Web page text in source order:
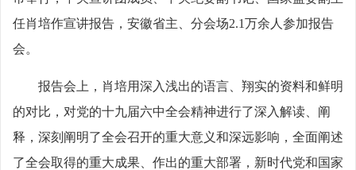
任肖培作宣讲报告，安徽省主、分会场2.1万余人参加报告
会。
报告会上，肖培用深入浅出的语言、翔实的资料和鲜明
的对比，对党的十九届六中全会精神进行了深入解读、阐
释，深刻阐明了全会召开的重大意义和深远影响，全面阐述
了全会取得的重大成果、作出的重大部署，新时代党和国家